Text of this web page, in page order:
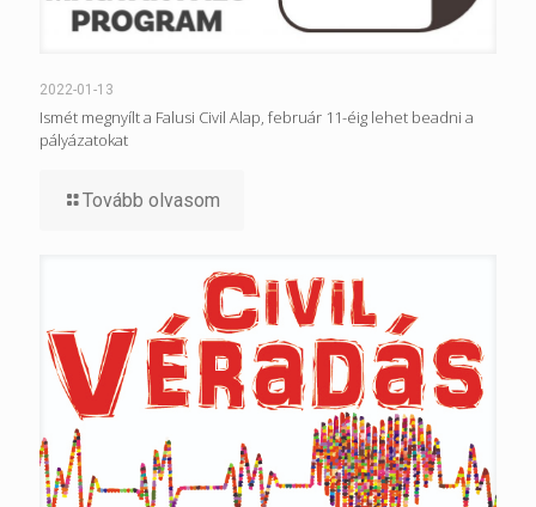
2022-01-13
Ismét megnyílt a Falusi Civil Alap, február 11-éig lehet beadni a
pályázatokat
Tovább olvasom